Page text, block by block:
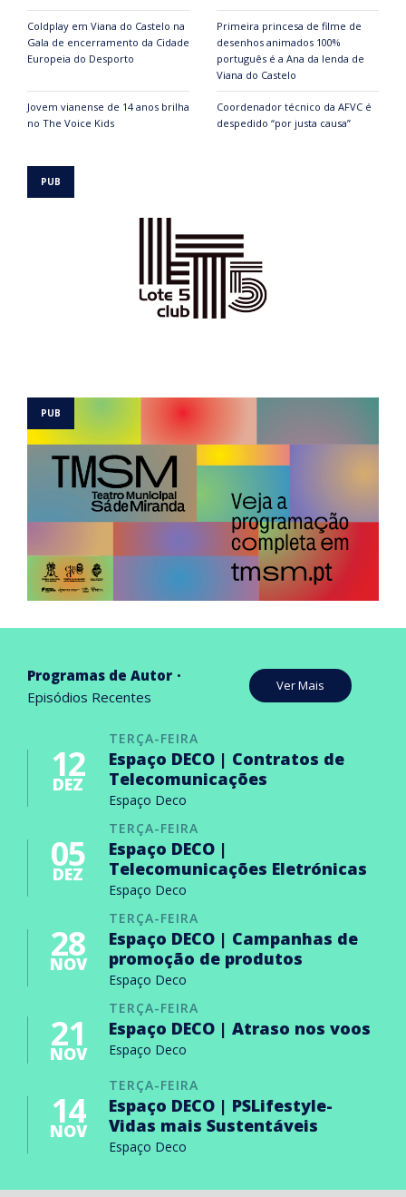
Coldplay em Viana do Castelo na
Gala de encerramento da Cidade
Europeia do Desporto
Primeira princesa de filme de
desenhos animados 100%
português é a Ana da lenda de
Viana do Castelo
Jovem vianense de 14 anos brilha
no The Voice Kids
Coordenador técnico da AFVC é
despedido “por justa causa”
Programas de Autor
Episódios Recentes
Ver Mais
TERÇA-FEIRA
12
DEZ
Espaço DECO | Contratos de
Telecomunicações
Espaço Deco
TERÇA-FEIRA
05
DEZ
Espaço DECO |
Telecomunicações Eletrónicas
Espaço Deco
TERÇA-FEIRA
28
NOV
Espaço DECO | Campanhas de
promoção de produtos
Espaço Deco
TERÇA-FEIRA
21
NOV
Espaço DECO | Atraso nos voos
Espaço Deco
TERÇA-FEIRA
14
NOV
Espaço DECO | PSLifestyle-
Vidas mais Sustentáveis
Espaço Deco